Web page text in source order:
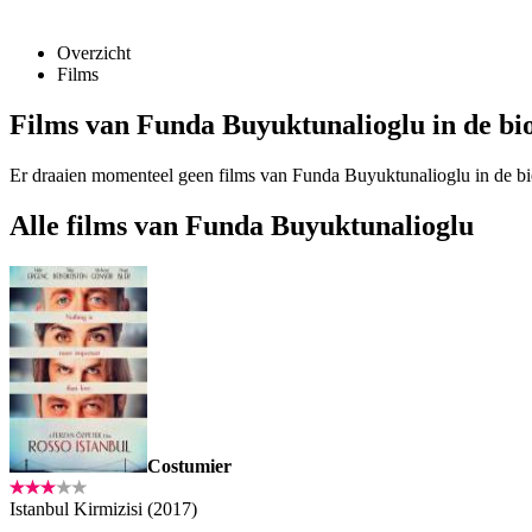
Overzicht
Films
Films van Funda Buyuktunalioglu in de
Er draaien momenteel geen films van Funda Buyuktunalioglu in de
Alle films van Funda Buyuktunalioglu
Costumier
Istanbul Kirmizisi (2017)